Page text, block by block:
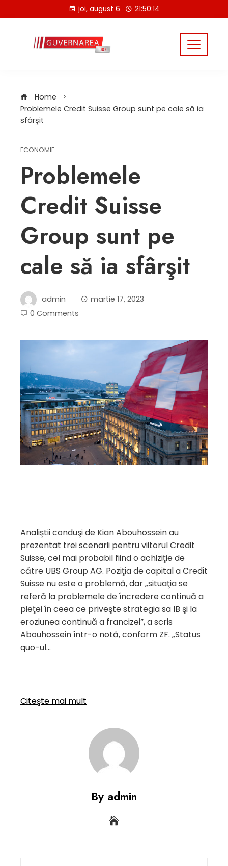
to
joi, august 6 21:50:15
Home
Problemele Credit Suisse Group sunt pe cale să ia
sfârşit
ECONOMIE
Problemele
Credit Suisse
Group sunt pe
cale să ia sfârşit
admin
martie 17, 2023
0 Comments
Analiştii conduşi de Kian Abouhossein au
prezentat trei scenarii pentru viitorul Credit
Suisse, cel mai probabil fiind o achiziţie de
către UBS Group AG. Poziţia de capital a Credit
Suisse nu este o problemă, dar „situaţia se
referă la problemele de încredere continuă a
pieţei în ceea ce priveşte strategia sa IB şi la
eroziunea continuă a francizei”, a scris
Abouhossein într-o notă, conform ZF. „Status
quo-ul…
Citeşte mai mult
By admin